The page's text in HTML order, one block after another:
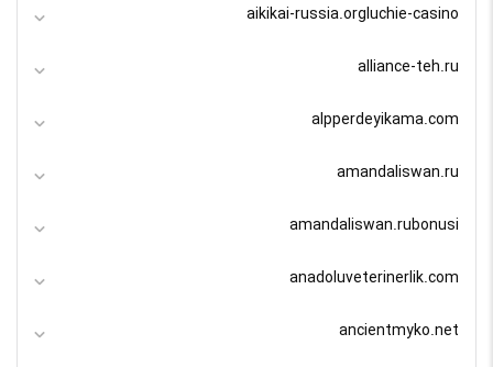
aikikai-russia.orgluchie-casino
alliance-teh.ru
alpperdeyikama.com
amandaliswan.ru
amandaliswan.rubonusi
anadoluveterinerlik.com
ancientmyko.net